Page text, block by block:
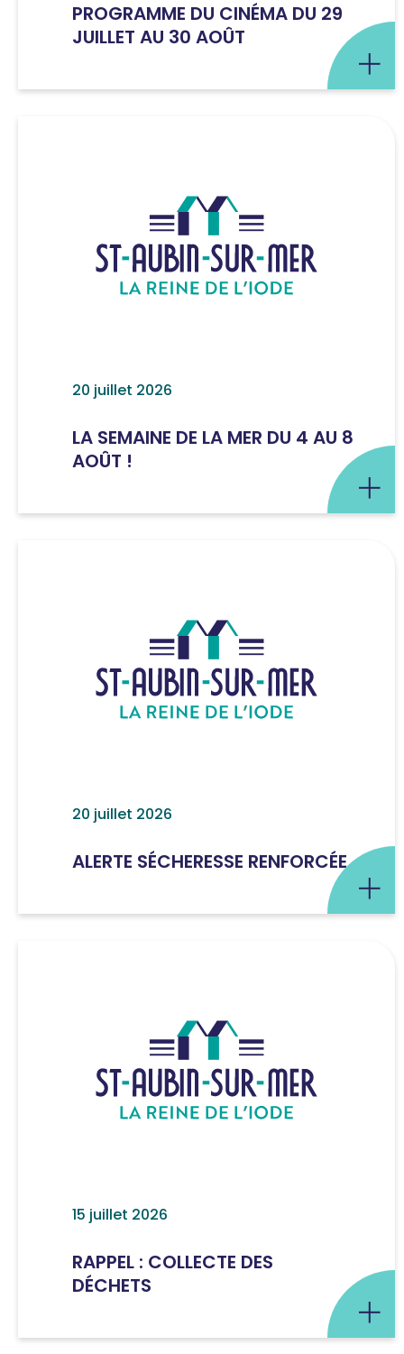
PROGRAMME DU CINÉMA DU 29
JUILLET AU 30 AOÛT
20 juillet 2026
LA SEMAINE DE LA MER DU 4 AU 8
AOÛT !
20 juillet 2026
ALERTE SÉCHERESSE RENFORCÉE
15 juillet 2026
RAPPEL : COLLECTE DES
DÉCHETS